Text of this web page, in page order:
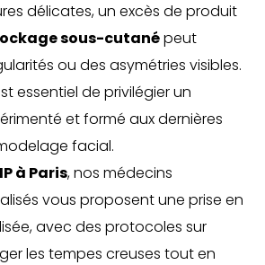
délicates, un excès de produit
sous-cutanépeut
ou des asymétries visibles.
essentiel de privilégier un
et formé aux dernières
facial.
à Paris, nos médecins
vous proposent une prise en
, avec des protocoles sur
les tempes creuses tout en